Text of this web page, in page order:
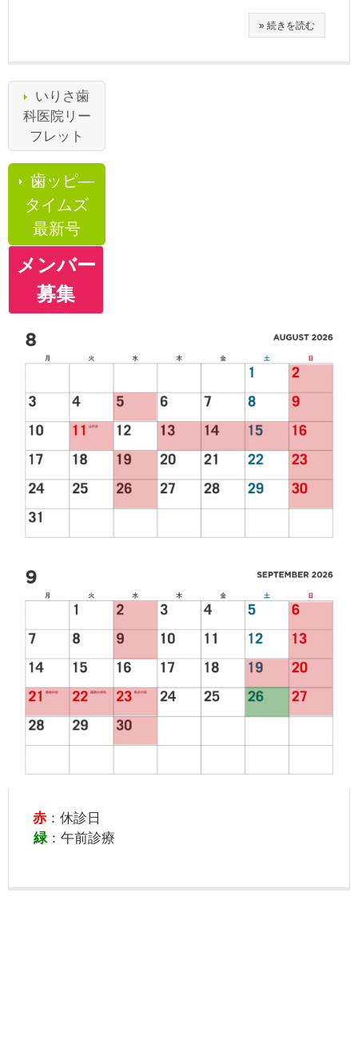
» 続きを読む
いりさ歯
科医院リー
フレット
歯ッピ―
タイムズ
最新号
メンバー
募集
赤 ：休診日
緑：午前診療